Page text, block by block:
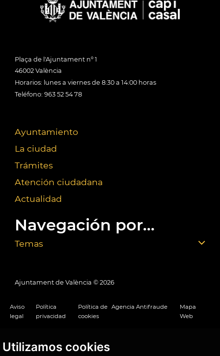
Utilizamos cookies
Plaça de l'Ajuntament nº 1
46002 València
Horarios: lunes a viernes de 8:30 a 14:00 horas
Teléfono: 963 52 54 78
Ayuntamiento
La ciudad
Trámites
Atención ciudadana
Actualidad
Navegación por...
Temas
Ajuntament de València © 2026
Aviso
legal
Política
privacidad
Política de
cookies
Agencia Antifraude
Mapa
Web